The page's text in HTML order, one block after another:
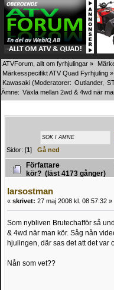
ATVForum, allt om fyrhjulingar »
Märkesspecifikt ATV Quad Fyrhjuling »
Kawasaki (Moderatorer: Outlander,
Ämne: Växla mellan 2wd & 4wd när
Sidor: [1]Gå ned
Författare
kör? (läst 4173 gånger)
larsostman
« skrivet: 27 maj 2008 kl. 08:57:32 »
Som nybliven Brutechafför så
& 4wd när man kör. Såg nån
hjulingen, där sas det att det var
Nån som vet??